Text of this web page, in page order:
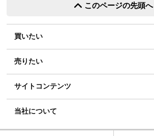
このページの先頭へ
買いたい
売りたい
サイトコンテンツ
当社について